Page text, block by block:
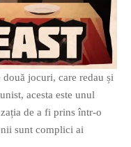
jocuri, care redau și
acesta este unul
de a fi prins într-o
sunt complici ai